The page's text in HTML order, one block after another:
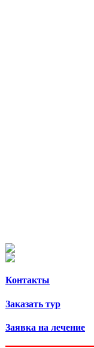
Контакты
Заказать тур
Заявка на лечение